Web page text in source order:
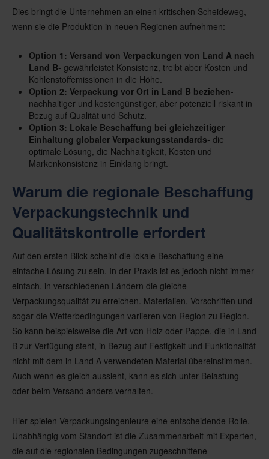
Dies bringt die Unternehmen an einen kritischen Scheideweg,
wenn sie die Produktion in neuen Regionen aufnehmen:
Option 1: Versand von Verpackungen von Land A nach
Land B- gewährleistet Konsistenz, treibt aber Kosten und
Kohlenstoffemissionen in die Höhe.
Option 2: Verpackung vor Ort in Land B beziehen-
nachhaltiger und kostengünstiger, aber potenziell riskant in
Bezug auf Qualität und Schutz.
Option 3: Lokale Beschaffung bei gleichzeitiger
Einhaltung globaler Verpackungsstandards- die
optimale Lösung, die Nachhaltigkeit, Kosten und
Markenkonsistenz in Einklang bringt.
Warum die regionale Beschaffung
Verpackungstechnik und
Qualitätskontrolle erfordert
Auf den ersten Blick scheint die lokale Beschaffung eine
einfache Lösung zu sein. In der Praxis ist es jedoch nicht immer
einfach, in verschiedenen Ländern die gleiche
Verpackungsqualität zu erreichen. Materialien, Vorschriften und
sogar die Wetterbedingungen variieren von Region zu Region.
So kann beispielsweise die Art von Holz oder Pappe, die in Land
B zur Verfügung steht, in Bezug auf Festigkeit und Funktionalität
nicht mit dem in Land A verwendeten Material übereinstimmen.
Auch wenn es gleich aussieht, kann es sich unter Belastung
oder beim Versand anders verhalten.
Hier spielen Verpackungsingenieure eine entscheidende Rolle.
Unabhängig vom Standort ist die Zusammenarbeit mit Experten,
die auf die regionalen Bedingungen zugeschnittene